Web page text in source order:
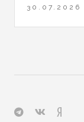
30.07.2026